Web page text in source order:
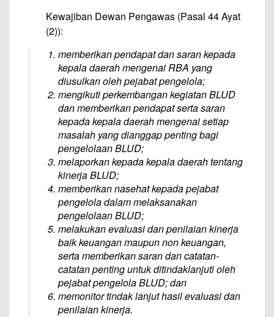
Kewajiban Dewan Pengawas (Pasal 44 Ayat
(2)):
memberikan pendapat dan saran kepada
kepala daerah mengenai RBA yang
diusulkan oleh pejabat pengelola;
mengikuti perkembangan kegiatan BLUD
dan memberikan pendapat serta saran
kepada kepala daerah mengenai setiap
masalah yang dianggap penting bagi
pengelolaan BLUD;
melaporkan kepada kepala daerah tentang
kinerja BLUD;
memberikan nasehat kepada pejabat
pengelola dalam melaksanakan
pengelolaan BLUD;
melakukan evaluasi dan penilaian kinerja
baik keuangan maupun non keuangan,
serta memberikan saran dan catatan-
catatan penting untuk ditindaklanjuti oleh
pejabat pengelola BLUD; dan
memonitor tindak lanjut hasil evaluasi dan
penilaian kinerja.